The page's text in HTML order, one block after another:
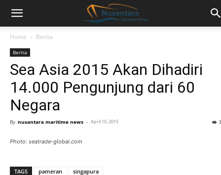
Home Berita
Berita
Sea Asia 2015 Akan Dihadiri
14.000 Pengunjung dari 60
Negara
By nusantara maritime news - April 10, 2015
Photo: seatrade-global.com
TAGS pameran singapura